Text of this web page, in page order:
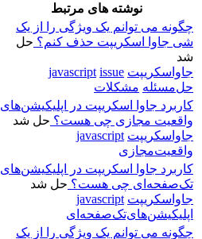
نوشته های مرتبط
چگونه می توانم یک ویژگی را از یک
شی جاوا اسکریپت حذف کنم؟ حل
شد
جاواسکریپت
javascript issue
حل‌مسئله مشکلات
کاربرد جاوا اسکریپت در اپلیکیشن‌های
واقعیت مجازی چی هست؟ حل شد
جاواسکریپت javascript
واقعیت‌مجازی
کاربرد جاوا اسکریپت در اپلیکیشن‌های
تک‌صفحه‌ای چی هست؟ حل شد
جاواسکریپت javascript
اپلیکیشن‌های‌تک‌صفحه‌ای
چگونه می توانم یک ویژگی را از یک